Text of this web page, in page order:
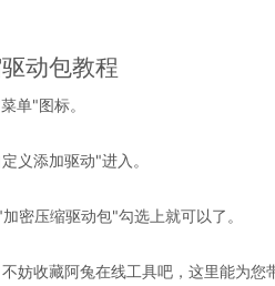
动包教程
单"图标。
义添加驱动"进入。
密压缩驱动包"勾选上就可以了。
妨收藏阿兔在线工具吧，这里能为您